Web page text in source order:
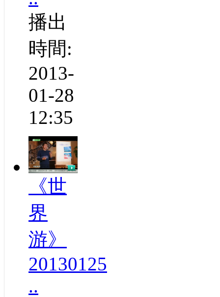
播出
時間:
2013-
01-28
12:35
《世
界
游》
20130125
..